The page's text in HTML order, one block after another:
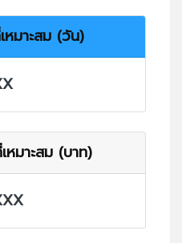
หมาะสม (วัน)
หมาะสม (บาท)